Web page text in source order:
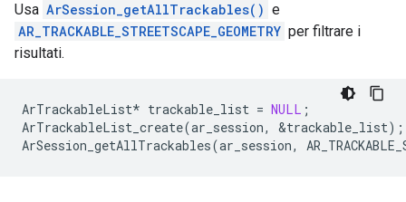
Usa ArSession_getAllTrackables() e
AR_TRACKABLE_STREETSCAPE_GEOMETRY per filtrare i
risultati.
ArTrackableList* trackable_list = NULL ;
ArTrackableList_create(ar_session, &trackable_list);
ArSession_getAllTrackables(ar_session,